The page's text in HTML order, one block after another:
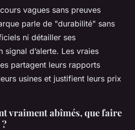
vagues sans preuves
parle de "durabilité" sans
ni détailler ses
signal d’alerte. Les vraies
partagent leurs rapports
usines et justifient leurs prix
vraiment abîmés, que faire